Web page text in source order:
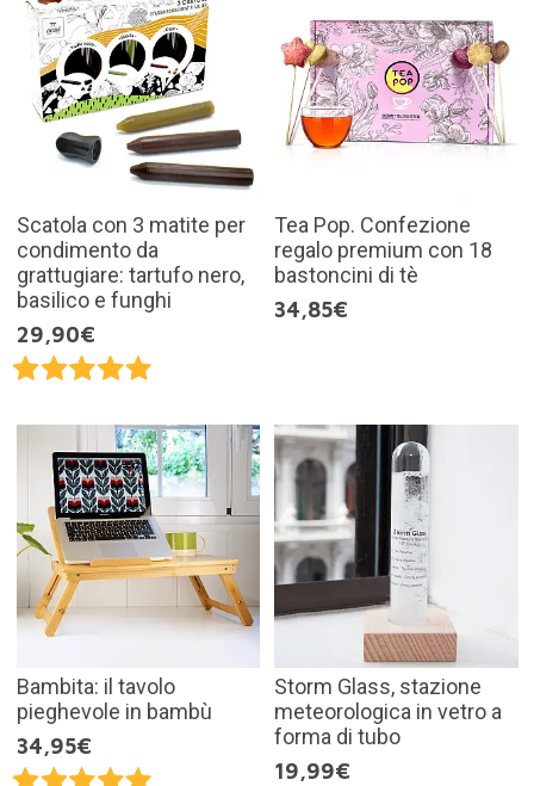
Scatola con 3 matite per
condimento da
grattugiare: tartufo nero,
basilico e funghi
29,90€
Tea Pop. Confezione
regalo premium con 18
bastoncini di tè
34,85€
Bambita: il tavolo
pieghevole in bambù
34,95€
Storm Glass, stazione
meteorologica in vetro a
forma di tubo
19,99€